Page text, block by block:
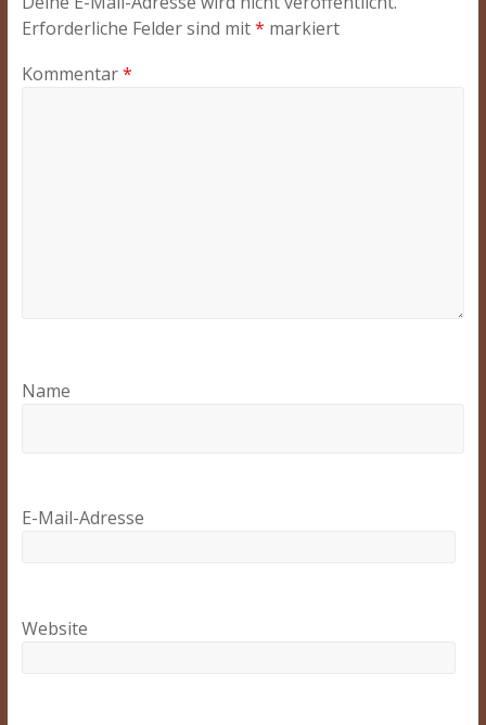
Erforderliche Felder sind mit* markiert
Kommentar*
Name
E-Mail-Adresse
Website